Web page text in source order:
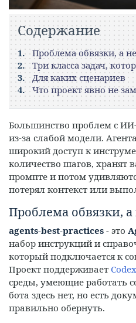
Содержание
Проблема обвязки, а
Три класса задач,
Для каких сценариев
Что проект явно не
Большинство проблем с
из-за слабой модели.
широкий доступ к
количество шагов, хранят
промпте и потом
потерял контекст или
Проблема обвязки,
agents-best-practices - это
набор инструкций и
который подключается к
Проект поддерживает Codex
среды, умеющие работать
бота здесь нет, но есть
правильно обернуть.